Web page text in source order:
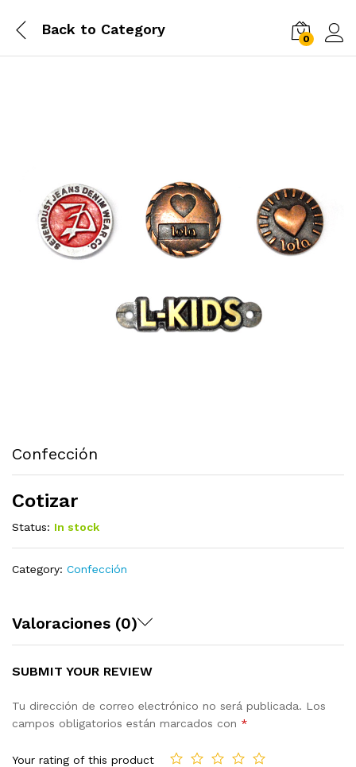
Back to Category
0
Confección
Cotizar
Status: In stock
Category: Confección
Valoraciones (0)
SUBMIT YOUR REVIEW
Tu dirección de correo electrónico no será publicada. Los
campos obligatorios están marcados con *
Your rating of this product